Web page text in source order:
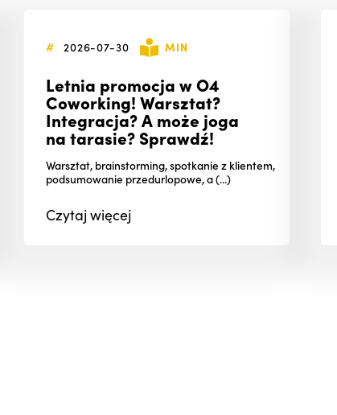
# 2026-07-30 MIN
Letnia promocja w O4
Coworking! Warsztat?
Integracja? A może joga
na tarasie? Sprawdź!
Warsztat, brainstorming, spotkanie z klientem,
podsumowanie przedurlopowe, a (...)
Czytajwięcej